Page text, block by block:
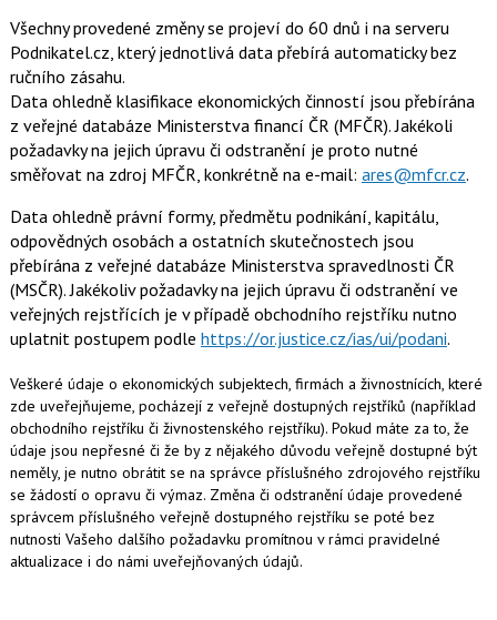
Všechny provedené změny se projeví do 60 dnů i na serveru
Podnikatel.cz, který jednotlivá data přebírá automaticky bez
ručního zásahu.
Data ohledně klasifikace ekonomických činností jsou přebírána
z veřejné databáze Ministerstva financí ČR (MFČR). Jakékoli
požadavky na jejich úpravu či odstranění je proto nutné
směřovat na zdroj MFČR, konkrétně na e-mail: ares@mfcr.cz.
Data ohledně právní formy, předmětu podnikání, kapitálu,
odpovědných osobách a ostatních skutečnostech jsou
přebírána z veřejné databáze Ministerstva spravedlnosti ČR
(MSČR). Jakékoliv požadavky na jejich úpravu či odstranění ve
veřejných rejstřících je v případě obchodního rejstříku nutno
uplatnit postupem podle https://or.justice.cz/ias/ui/podani.
Veškeré údaje o ekonomických subjektech, firmách a živnostnících, které
zde uveřejňujeme, pocházejí z veřejně dostupných rejstříků (například
obchodního rejstříku či živnostenského rejstříku). Pokud máte za to, že
údaje jsou nepřesné či že by z nějakého důvodu veřejně dostupné být
neměly, je nutno obrátit se na správce příslušného zdrojového rejstříku
se žádostí o opravu či výmaz. Změna či odstranění údaje provedené
správcem příslušného veřejně dostupného rejstříku se poté bez
nutnosti Vašeho dalšího požadavku promítnou v rámci pravidelné
aktualizace i do námi uveřejňovaných údajů.